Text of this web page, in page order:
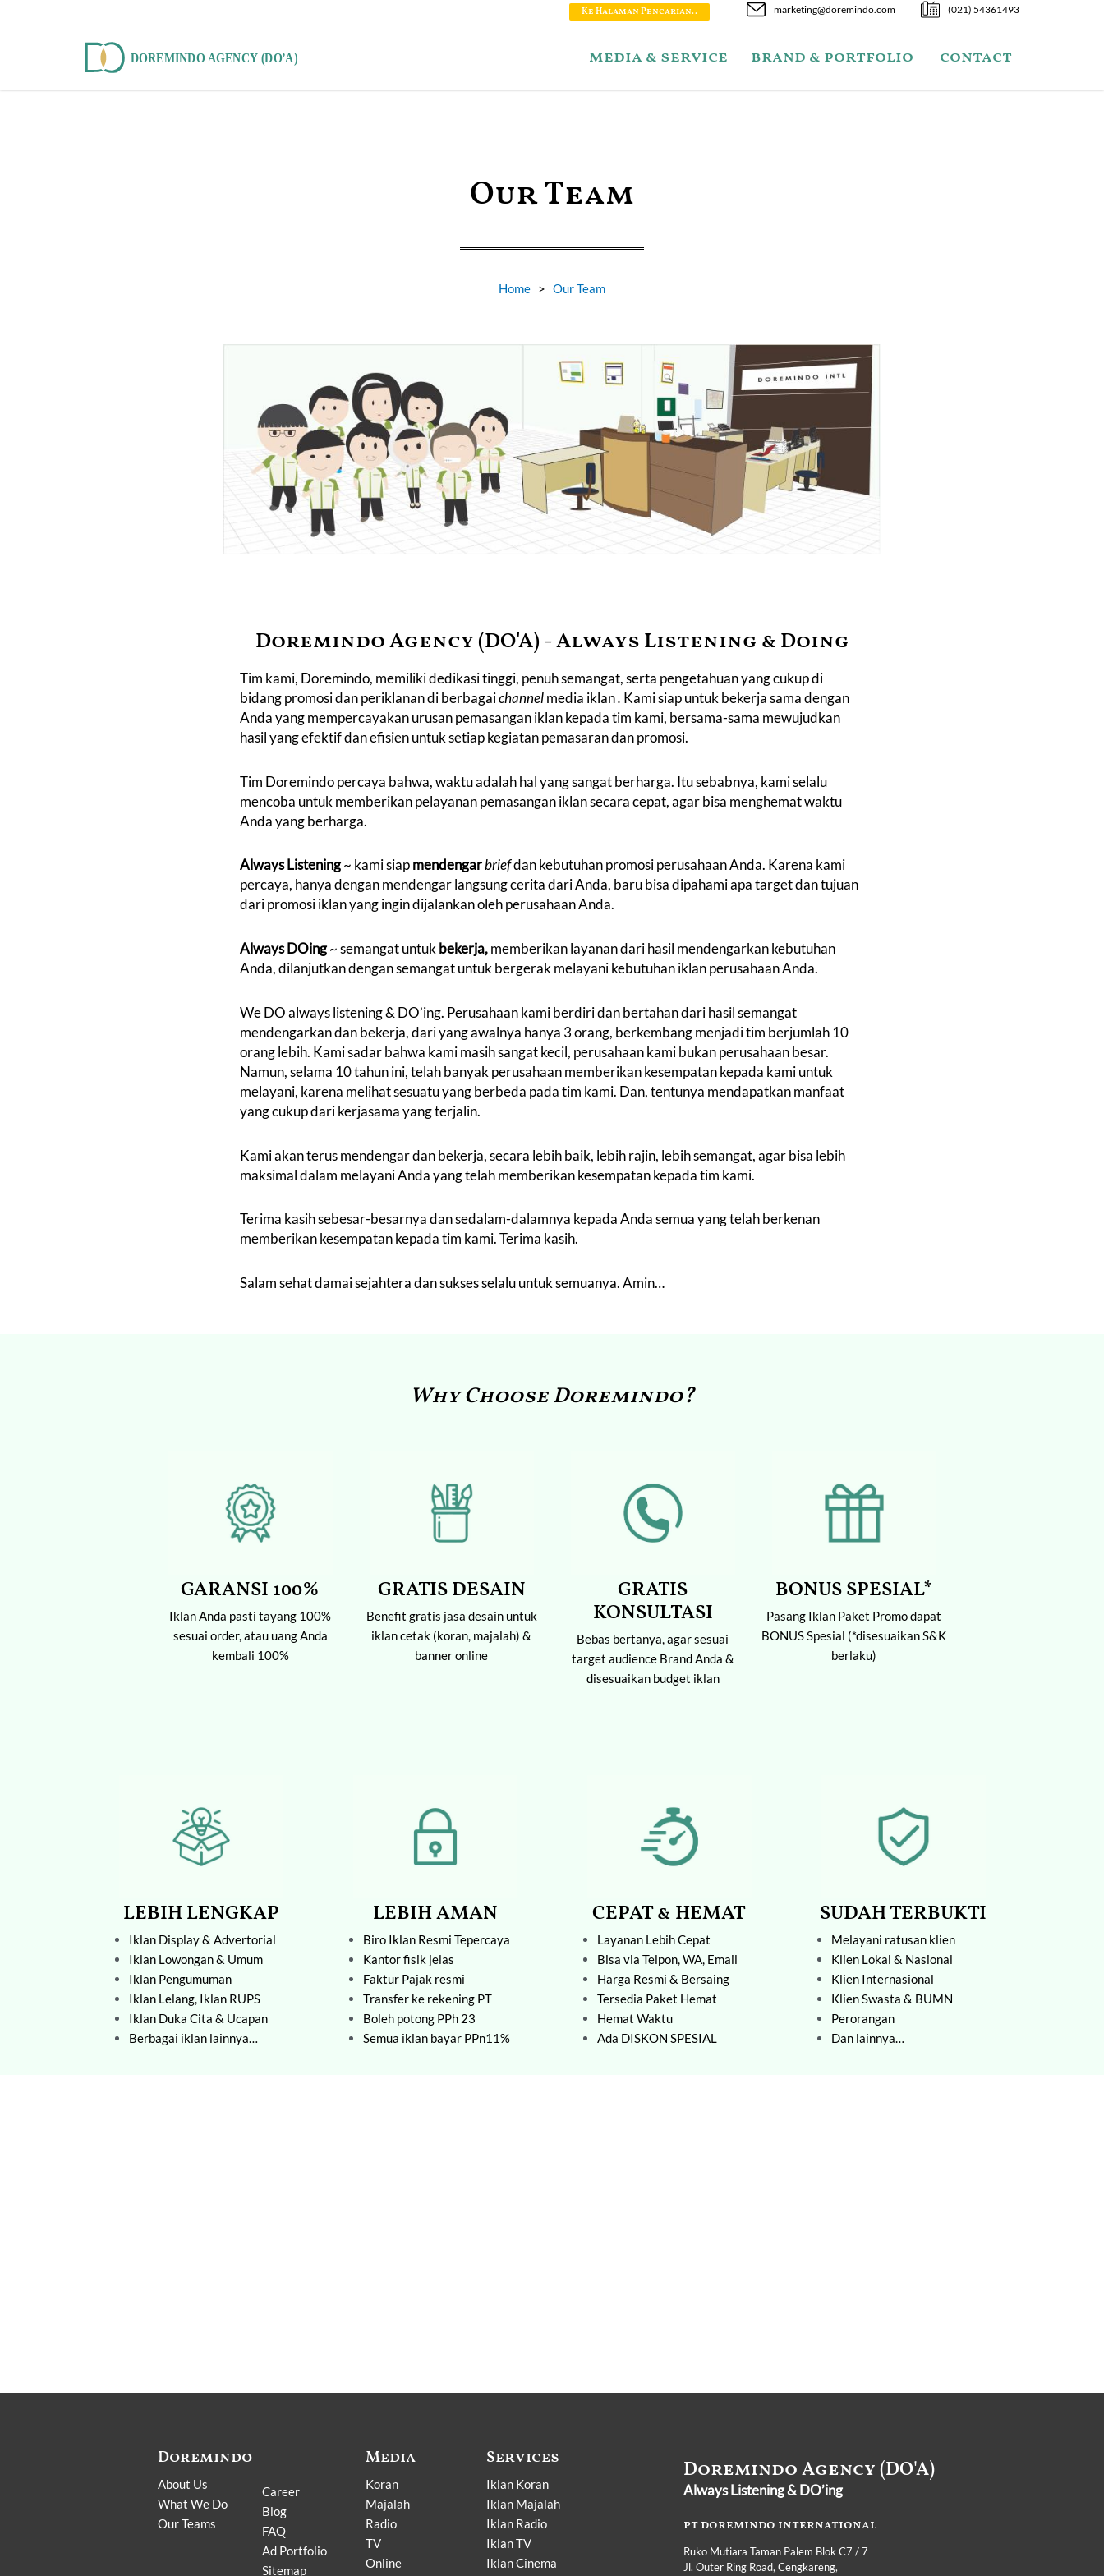
Ke Halaman Pencarian.. marketing@doremindo.com (021) 54361493
media & service brand & portfolio contact
Our Team
Home > Our Team
Doremindo Agency (DO'A) - Always Listening & Doing
Tim kami, Doremindo, memiliki dedikasi tinggi, penuh semangat, serta pengetahuan yang cukup di
bidang promosi dan periklanan di berbagaichannelmedia iklan. Kami siap untuk bekerja sama dengan
Anda yang mempercayakan urusan pemasangan iklan kepada tim kami, bersama-sama mewujudkan
hasil yang efektif dan efisien untuk setiap kegiatan pemasaran dan promosi.
Tim Doremindopercaya bahwa, waktu adalah hal yang sangat berharga. Itu sebabnya, kami selalu
mencoba untuk memberikan pelayanan pemasangan iklan secara cepat, agar bisa menghemat waktu
Anda yang berharga.
Always Listening~ kami siapmendengarbriefdan kebutuhan promosi perusahaan Anda. Karena kami
percaya, hanya dengan mendengar langsung cerita dari Anda, baru bisa dipahami apa target dan tujuan
dari promosi iklan yang ingin dijalankan oleh perusahaan Anda.
Always DOing~ semangat untukbekerja,memberikan layanan dari hasil mendengarkan kebutuhan
Anda, dilanjutkan dengan semangat untuk bergerak melayani kebutuhan iklan perusahaan Anda.
We DOalways listening & DO’ing. Perusahaan kami berdiri dan bertahan dari hasil semangat
mendengarkan dan bekerja, dari yang awalnya hanya 3 orang, berkembang menjadi tim berjumlah 10
orang lebih. Kami sadar bahwa kami masih sangat kecil, perusahaan kami bukan perusahaan besar.
Namun, selama 10 tahun ini, telah banyak perusahaan memberikan kesempatan kepada kami untuk
melayani, karena melihat sesuatu yang berbeda pada tim kami. Dan, tentunya mendapatkan manfaat
yang cukup dari kerjasama yang terjalin.
Kami akan terus mendengar dan bekerja, secara lebih baik, lebih rajin, lebih semangat, agar bisa lebih
maksimal dalam melayani Anda yang telah memberikan kesempatan kepada tim kami.
Terima kasih sebesar-besarnya dan sedalam-dalamnya kepada Anda semua yang telah berkenan
memberikan kesempatan kepada tim kami. Terima kasih.
Salam sehat damai sejahtera dan sukses selalu untuk semuanya. Amin…
Why Choose Doremindo?
GARANSI 100%
Iklan Anda pasti tayang 100%
sesuai order, atau uang Anda
kembali 100%
GRATIS DESAIN
Benefit gratis jasa desain untuk
iklan cetak (koran, majalah) &
banner online
GRATIS
KONSULTASI
Bebas bertanya, agar sesuai
target audience Brand Anda &
disesuaikan budget iklan
BONUS SPESIAL*
Pasang Iklan Paket Promo dapat
BONUS Spesial (*disesuaikan S&K
berlaku)
LEBIH LENGKAP
Iklan Display & Advertorial
Iklan Lowongan & Umum
Iklan Pengumuman
Iklan Lelang, Iklan RUPS
Iklan Duka Cita & Ucapan
Berbagai iklan lainnya…
LEBIH AMAN
Biro Iklan Resmi Tepercaya
Kantor fisik jelas
Faktur Pajak resmi
Transfer ke rekening PT
Boleh potong PPh 23
Semua iklan bayar PPn11%
CEPAT & HEMAT
Layanan Lebih Cepat
Bisa via Telpon, WA, Email
Harga Resmi & Bersaing
Tersedia Paket Hemat
Hemat Waktu
Ada DISKON SPESIAL
SUDAH TERBUKTI
Melayani ratusan klien
Klien Lokal & Nasional
Klien Internasional
Klien Swasta & BUMN
Perorangan
Dan lainnya…
Doremindo
About Us
What We Do
Our Teams
Career
Blog
FAQ
Ad Portfolio
Sitemap
Media
Koran
Majalah
Radio
TV
Online
Services
Iklan Koran
Iklan Majalah
Iklan Radio
Iklan TV
Iklan Cinema
Doremindo Agency (DO'A)
Always Listening & DO’ing
pt doremindo international
Ruko Mutiara Taman Palem Blok C7 / 7
Jl. Outer Ring Road, Cengkareng,